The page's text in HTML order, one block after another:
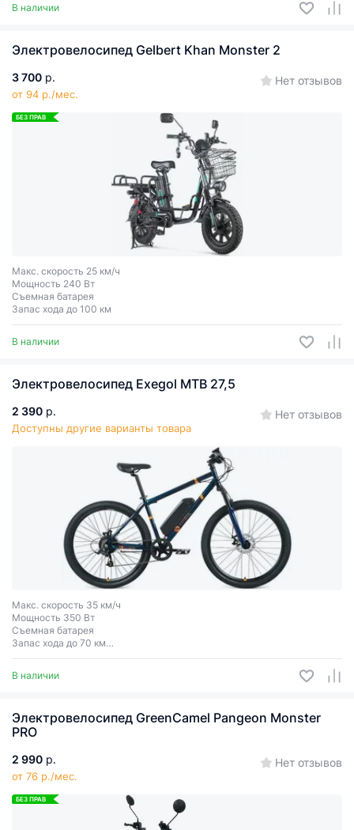
В наличии
Электровелосипед Gelbert Khan Monster 2
3 700 р.
от 94 р./мес.
Нет отзывов
БЕЗ ПРАВ
Макс. скорость 25 км/ч
Мощность 240 Вт
Съемная батарея
Запас хода до 100 км
В наличии
Электровелосипед Exegol MTB 27,5
2 390 р.
Доступны другие варианты товара
Нет отзывов
Макс. скорость 35 км/ч
Мощность 350 Вт
Съемная батарея
Запас хода до 70 км
Колеса 27.5″
В наличии
Электровелосипед GreenCamel Pangeon Monster
PRO
2 990 р.
от 76 р./мес.
Нет отзывов
БЕЗ ПРАВ